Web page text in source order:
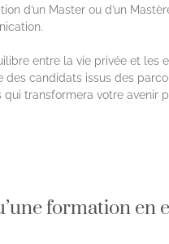
d’un Master ou d’un
entre la vie privée et
candidats issus des
transformera votre avenir
formation